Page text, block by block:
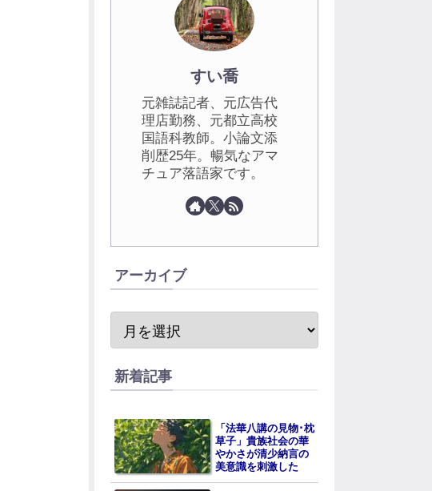
すい喬
元雑誌記者、元広告代
理店勤務、元都立高校
国語科教師。小論文添
削歴25年。暢気なアマ
チュア落語家です。
アーカイブ
新着記事
「法華八講の見物･枕
草子」貴族社会の華
やかさが清少納言の
美意識を刺激した